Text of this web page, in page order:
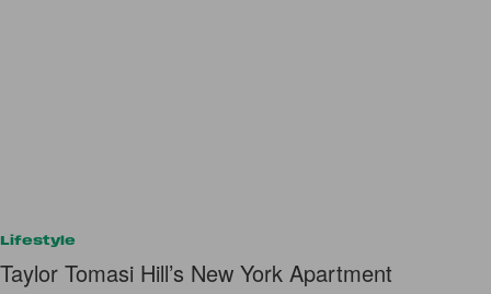
Lifestyle
Taylor Tomasi Hill’s New York Apartment